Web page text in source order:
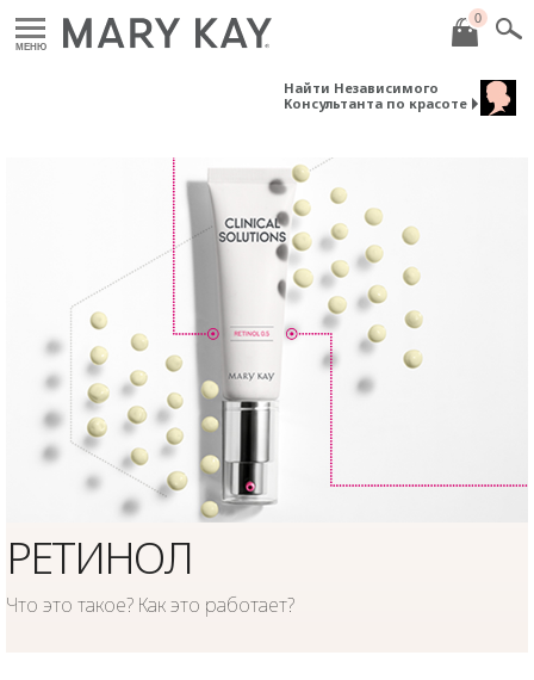
МЕНЮ
0
Найти Независимого
Консультанта по красоте
РЕТИНОЛ
Что это такое? Как это работает?